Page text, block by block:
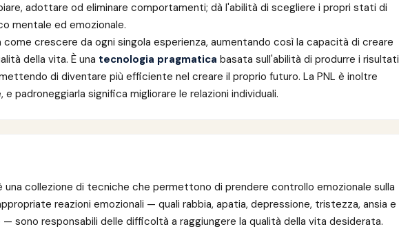
adottare od eliminare comportamenti; dà l'abilità di scegliere i propri stati di
mentale ed emozionale.
come crescere da ogni singola esperienza, aumentando così la capacità di creare
della vita. È una tecnologia pragmatica basata sull'abilità di produrre i risultati
di diventare più efficiente nel creare il proprio futuro. La PNL è inoltre
e padroneggiarla significa migliorare le relazioni individuali.
una collezione di tecniche che permettono di prendere controllo emozionale sulla
reazioni emozionali — quali rabbia, apatia, depressione, tristezza, ansia e
— sono responsabili delle difficoltà a raggiungere la qualità della vita desiderata.